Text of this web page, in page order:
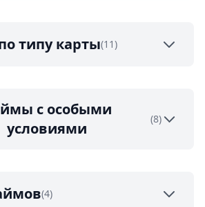
типу карты(11)
с особыми
условиями
(8)
(4)